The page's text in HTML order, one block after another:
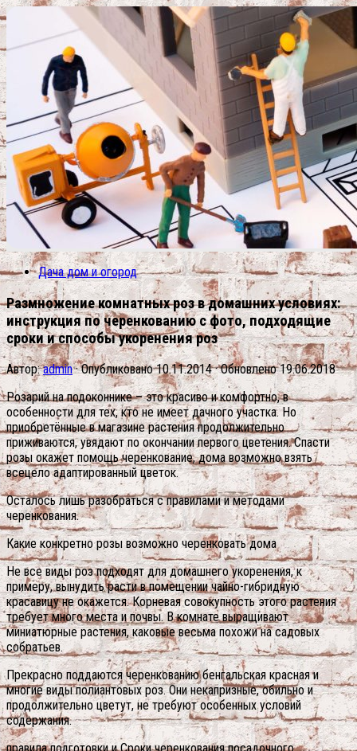
Дача дом и огород
Размножение комнатных роз в домашних условиях:
инструкция по черенкованию с фото, подходящие
сроки и способы укоренения роз
Автор:admin · Опубликовано10.11.2014· Обновлено19.06.2018
Розарий на подоконнике – это красиво и комфортно, в
особенности для тех, кто не имеет дачного участка. Но
приобретённые в магазине растения продолжительно
приживаются, увядают по окончании первого цветения. Спасти
розы окажет помощь черенкование, дома возможно взять
всецело адаптированный цветок.
Осталось лишь разобраться с правилами и методами
черенкования.
Какие конкретно розы возможно черенковать дома
Не все виды роз подходят для домашнего укоренения, к
примеру, вынудить расти в помещении чайно-гибридную
красавицу не окажется. Корневая совокупность этого растения
требует много места и почвы. В комнате выращивают
миниатюрные растения, каковые весьма похожи на садовых
собратьев.
Прекрасно поддаются черенкованию бенгальская красная и
многие виды полиантовых роз. Они некапризные, обильно и
продолжительно цветут, не требуют особенных условий
содержания.